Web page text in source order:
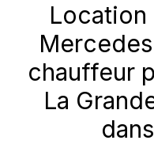
chauffeur
La